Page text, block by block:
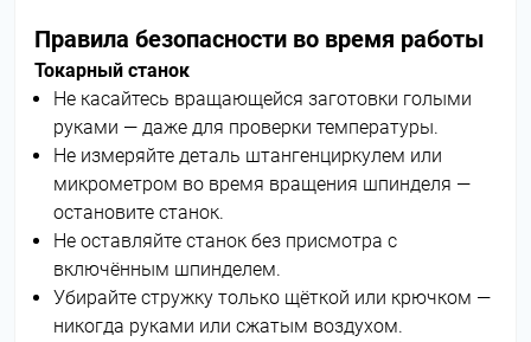
Правила безопасности во время работы
Токарный станок
Не касайтесь вращающейся заготовки голыми
руками — даже для проверки температуры.
Не измеряйте деталь штангенциркулем или
микрометром во время вращения шпинделя —
остановите станок.
Не оставляйте станок без присмотра с
включённым шпинделем.
Убирайте стружку только щёткой или крючком —
никогда руками или сжатым воздухом.